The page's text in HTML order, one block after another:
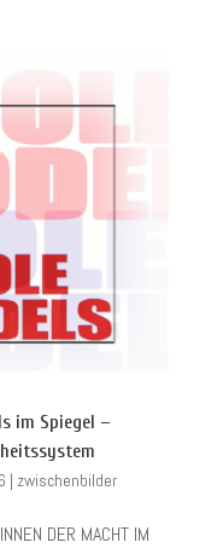
im Spiegel –
| zwischenbilder
DER MACHT IM